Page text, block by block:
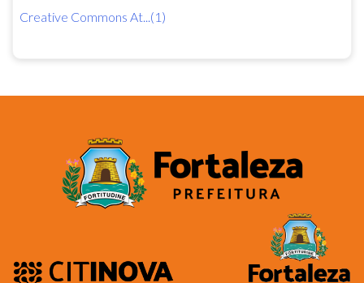
Creative Commons At...(1)